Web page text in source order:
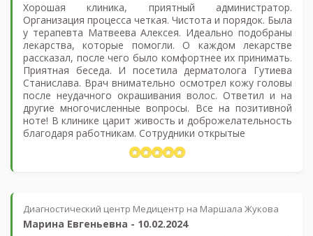
Хорошая клиника, приятный администратор.
Организация процесса четкая. Чистота и порядок. Была
у терапевта Матвеева Алексея. Идеально подобраны
лекарства, которые помогли. О каждом лекарстве
рассказал, после чего было комфортнее их принимать.
Приятная беседа. И посетила дерматолога Гутиева
Станислава. Врач внимательно осмотрел кожу головы
после неудачного окрашивания волос. Ответил и на
другие многочисленные вопросы. Все на позитивной
ноте! В клинике царит живость и доброжелательность
благодаря работникам. Сотрудники открытые
Диагностический центр Медицентр на Маршала Жукова
Марина Евгеньевна - 10.02.2024